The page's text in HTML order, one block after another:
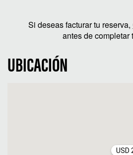
Si deseas facturar tu reserva,
antes de completar
UBICACIÓN
USD